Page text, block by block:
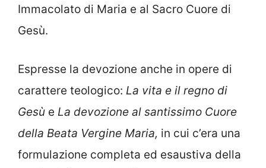
Immacolato di Maria e al Sacro Cuore di
Gesù.
Espresse la devozione anche in opere di
carattere teologico: La vita e il regno di
Gesù e La devozione al santissimo Cuore
della Beata Vergine Maria, in cui c’era una
formulazione completa ed esaustiva della